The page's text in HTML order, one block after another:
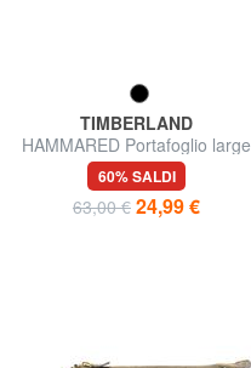
TIMBERLAND
HAMMARED Portafoglio large
in pelle
60% SALDI
63,00 € 24,99 €